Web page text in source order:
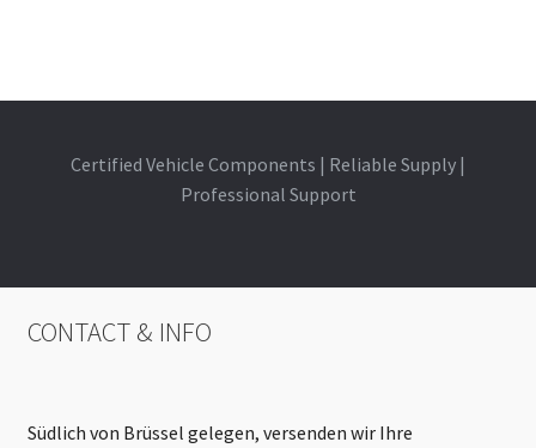
Certified Vehicle Components | Reliable Supply |
Professional Support
CONTACT & INFO
Südlich von Brüssel gelegen, versenden wir Ihre